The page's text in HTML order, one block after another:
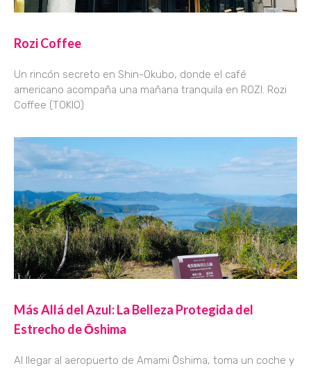
Rozi Coffee
Un rincón secreto en Shin-Okubo, donde el café
americano acompaña una mañana tranquila en ROZI. Rozi
Coffee (TOKIO)
Más Allá del Azul: La Belleza Protegida del
Estrecho de Ōshima
Al llegar al aeropuerto de Amami Ōshima, toma un coche y